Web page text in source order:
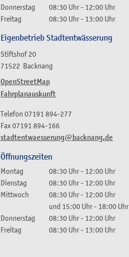
Donnerstag
08:30 Uhr- 12:00 Uhr
Freitag
08:30 Uhr- 13:00 Uhr
Eigenbetrieb Stadtentwässerung
Stiftshof 20
71522 Backnang
OpenStreetMap
Fahrplanauskunft
stadtentwaesserung@backnang.de
Telefon 07191 894-277
Fax07191 894-166
Öffnungszeiten
Montag 08:30 Uhr- 12:00 Uhr
Dienstag
08:30 Uhr- 12:00 Uhr
Mittwoch
08:30 Uhr- 12:00 Uhr
und 15:00 Uhr- 18:00 Uhr
Donnerstag
08:30 Uhr- 12:00 Uhr
Freitag
08:30 Uhr- 13:00 Uhr